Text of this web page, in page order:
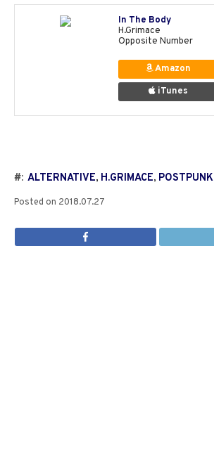
In The Body
H.Grimace
Opposite Number
Amazon
iTunes
#: ALTERNATIVE, H.GRIMACE, POSTPUNK
Posted on 2018.07.27